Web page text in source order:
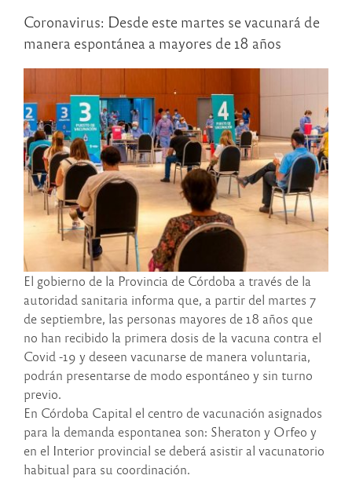
Coronavirus: Desde este martes se vacunará de
manera espontánea a mayores de 18 años
El gobierno de la Provincia de Córdoba a través de la
autoridad sanitaria informa que, a partir del martes 7
de septiembre, las personas mayores de 18 años que
no han recibido la primera dosis de la vacuna contra el
Covid -19 y deseen vacunarse de manera voluntaria,
podrán presentarse de modo espontáneo y sin turno
previo.
En Córdoba Capital el centro de vacunación asignados
para la demanda espontanea son: Sheraton y Orfeo y
en el Interior provincial se deberá asistir al vacunatorio
habitual para su coordinación.